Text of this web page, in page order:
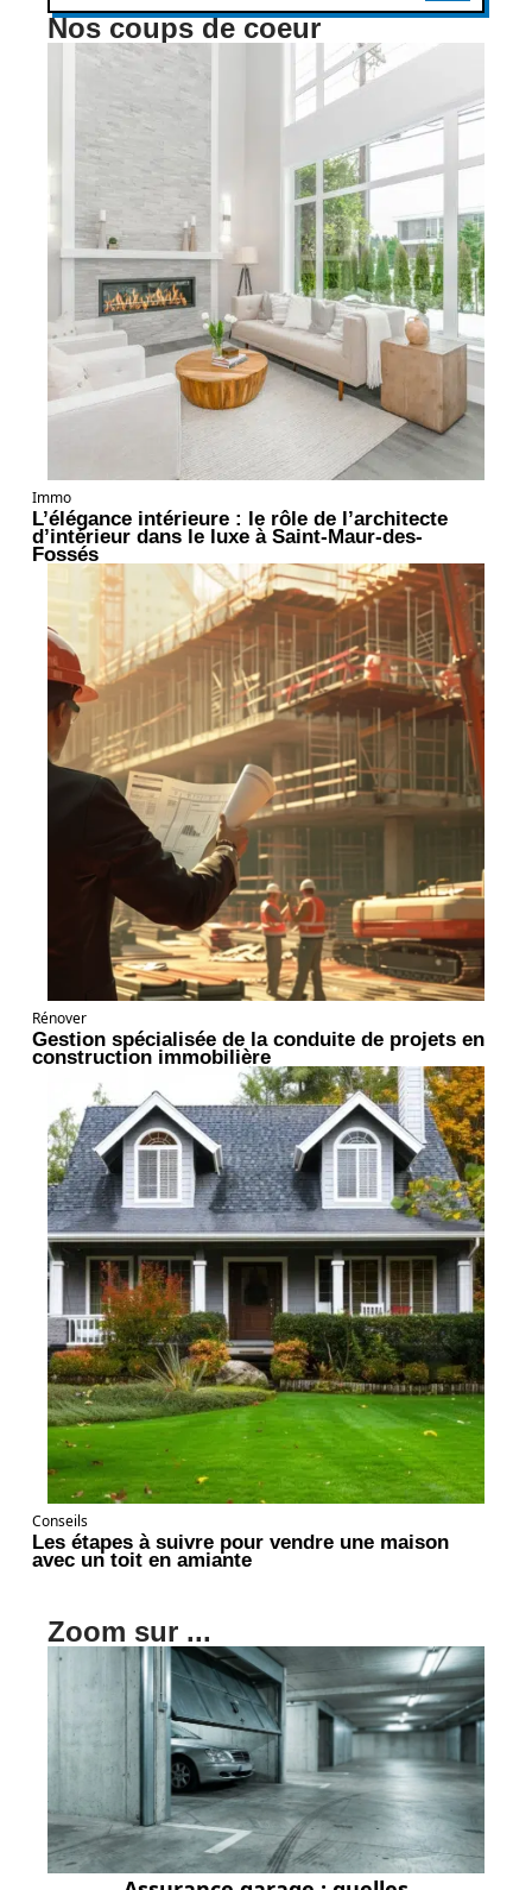
Nos coups de coeur
Immo
L’élégance intérieure : le rôle de l’architecte
d’intérieur dans le luxe à Saint-Maur-des-
Fossés
Rénover
Gestion spécialisée de la conduite de projets en
construction immobilière
Conseils
Les étapes à suivre pour vendre une maison
avec un toit en amiante
Zoom sur ...